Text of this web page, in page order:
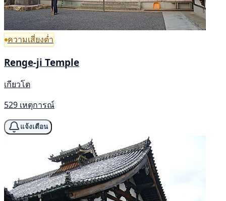
ความเสี่ยงต่ำ
Renge-ji Temple
เกียวโต
529 เหตุการณ์
แจ้งเตือน